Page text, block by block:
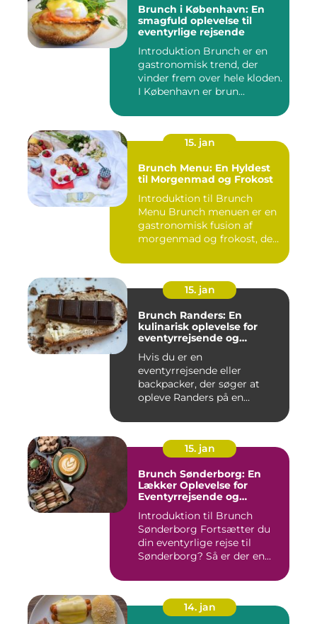
Brunch i København: En
smagfuld oplevelse til
eventyrlige rejsende
Introduktion Brunch er en
gastronomisk trend, der
vinder frem over hele kloden.
I København er brun...
15. jan
Brunch Menu: En Hyldest
til Morgenmad og Frokost
Introduktion til Brunch
Menu Brunch menuen er en
gastronomisk fusion af
morgenmad og frokost, der
15. jan
Brunch Randers: En
kulinarisk oplevelse for
eventyrrejsende og
Hvis du er en
eventyrrejsende eller
backpacker, der søger at
opleve Randers på en
15. jan
Brunch Sønderborg: En
Lækker Oplevelse for
Eventyrrejsende og
Introduktion til Brunch
Sønderborg Fortsætter du
din eventyrlige rejse til
Sønderborg? Så er der en...
14. jan